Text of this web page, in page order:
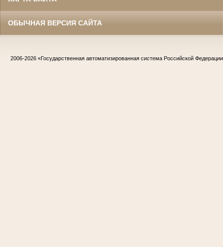
ОБЫЧНАЯ ВЕРСИЯ САЙТА
2006-2026 «Государственная автоматизированная система Российской